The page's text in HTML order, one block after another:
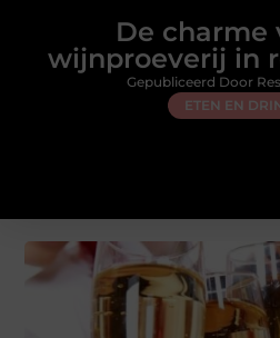
De charme
wijnproeverij in
ETEN EN
Gepubliceerd Door